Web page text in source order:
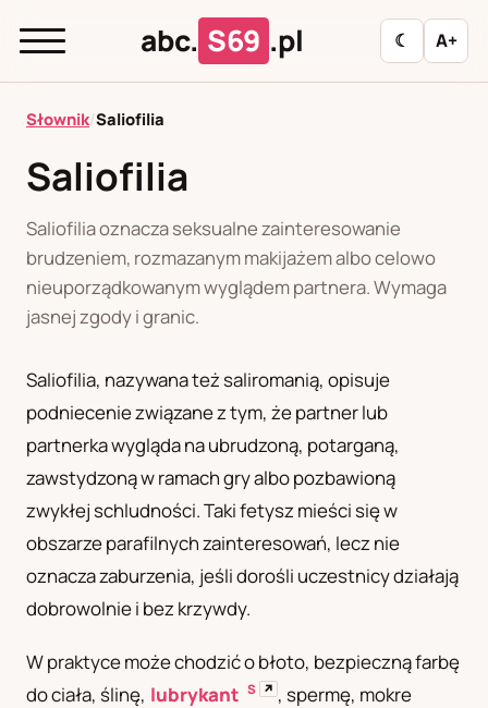
abc. S69 .pl ☾ A+
J
K L M N O P R
S
T
U W Z Ł
Polityka redakcyjna
PL
Polski Русский
UA
Українська
Słownik/Saliofilia
Saliofilia
Saliofilia oznacza seksualne zainteresowanie
brudzeniem, rozmazanym makijażem albo celowo
nieuporządkowanym wyglądem partnera. Wymaga
jasnej zgody i granic.
Saliofilia, nazywana też saliromanią, opisuje
podniecenie związane z tym, że partner lub
partnerka wygląda na ubrudzoną, potarganą,
zawstydzoną w ramach gry albo pozbawioną
zwykłej schludności. Taki fetysz mieści się w
obszarze parafilnych zainteresowań, lecz nie
oznacza zaburzenia, jeśli dorośli uczestnicy działają
dobrowolnie i bez krzywdy.
W praktyce może chodzić o błoto, bezpieczną farbę
do ciała, ślinę, lubrykant S ↗ , spermę, mokre